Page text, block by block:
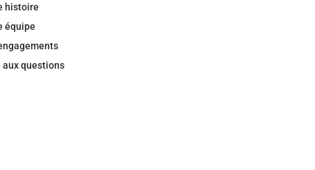
histoire
équipe
aux questions